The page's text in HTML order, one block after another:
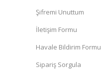
Şifremi Unuttum
İletişim Formu
Havale Bildirim Formu
Sipariş Sorgula